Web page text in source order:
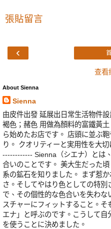
張貼留言
‹
查看
About Sienna
Sienna
由皮件出發 延展出日常生活物件
褐色；赭色 用做為顏料的富鐵黃
ら始めたお店です。 店頭に並ぶ
り。 クオリティーと実用性を大
------------ Sienna（シエナ）とは
合いのことです。 美大生だった
系の鉱石を知りました。 まず惹
さ。そしてやはり色としての特
で、その個性的な色合いを失わ
スチャーにフィットすること。
エナ」と呼ぶのです。こうして
を使うことに決めました。